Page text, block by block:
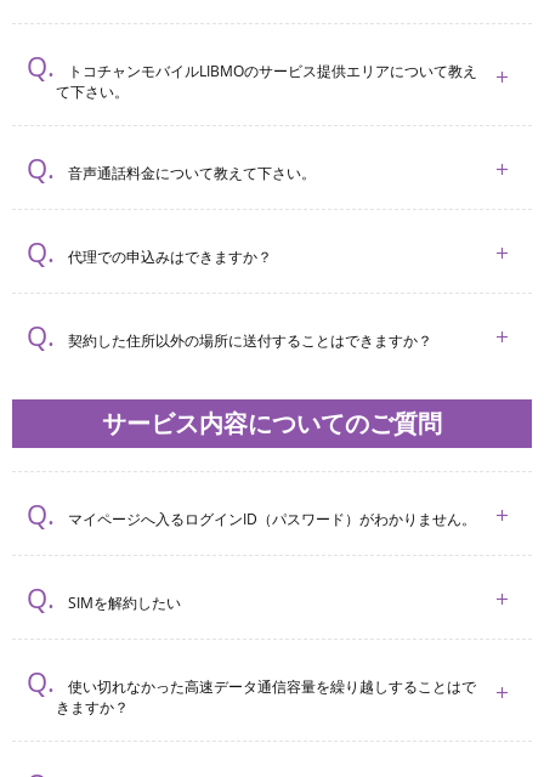
トコチャンモバイルLIBMOのサービス提供エリアについて教え
て下さい。
音声通話料金について教えて下さい。
代理での申込みはできますか？
契約した住所以外の場所に送付することはできますか？
サービス内容についてのご質問
マイページへ入るログインID（パスワード）がわかりません。
SIMを解約したい
使い切れなかった高速データ通信容量を繰り越しすることはで
きますか？